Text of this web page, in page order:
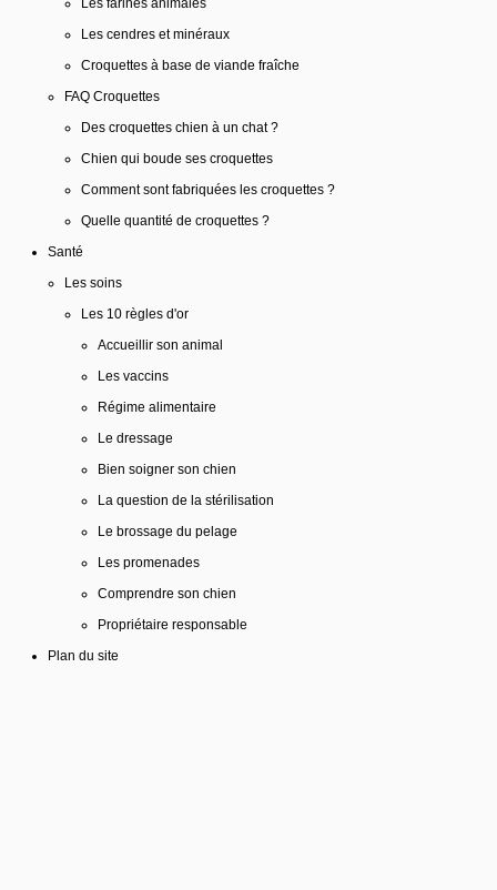
Les farines animales
Les cendres et minéraux
Croquettes à base de viande fraîche
FAQ Croquettes
Des croquettes chien à un chat ?
Chien qui boude ses croquettes
Comment sont fabriquées les croquettes ?
Quelle quantité de croquettes ?
Santé
Les soins
Les 10 règles d'or
Accueillir son animal
Les vaccins
Régime alimentaire
Le dressage
Bien soigner son chien
La question de la stérilisation
Le brossage du pelage
Les promenades
Comprendre son chien
Propriétaire responsable
Plan du site